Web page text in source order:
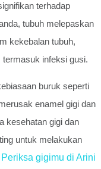
terhadap
tubuh melepaskan
kekebalan tubuh,
termasuk infeksi gusi.
buruk seperti
enamel gigi dan
kesehatan gigi dan
untuk melakukan
Periksa gigimu di Arini